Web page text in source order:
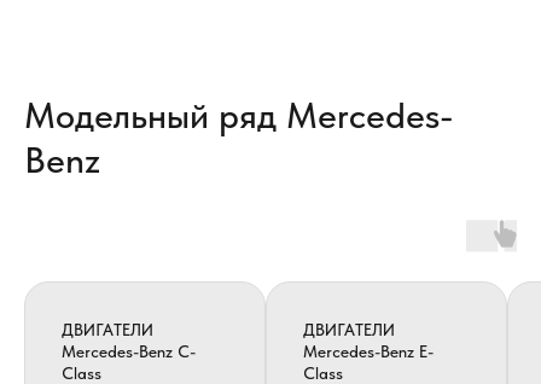
Модельный ряд Mercedes-
Benz
ДВИГАТЕЛИ
Mercedes-Benz C-
Class
ДВИГАТЕЛИ
Mercedes-Benz E-
Class